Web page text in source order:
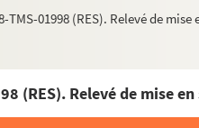
TMS-01998 (RES). Relevé de mise
(RES). Relevé de mise en
Cocotte. P'stt ! : vaudeville
Eon. Un p'tit homme en or :